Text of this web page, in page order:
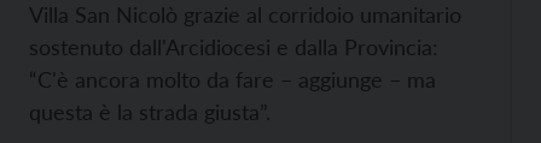
Villa San Nicolò grazie al corridoio umanitario
sostenuto dall'Arcidiocesi e dalla Provincia:
“C'è ancora molto da fare – aggiunge – ma
questa è la strada giusta”.